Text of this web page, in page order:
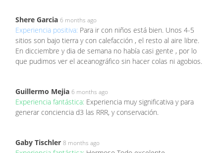
Shere Garcia 6 months ago
Experiencia positiva: Para ir con niños está bien. Unos 4-5
sitios son bajo tierra y con calefacción , el resto al aire libre.
En dicciembre y dia de semana no había casi gente , por lo
que pudimos ver el aceanográfico sin hacer colas ni agobios.
Guillermo Mejia 6 months ago
Experiencia fantástica: Experiencia muy significativa y para
generar conciencia d3 las RRR, y conservación.
Gaby Tischler 8 months ago